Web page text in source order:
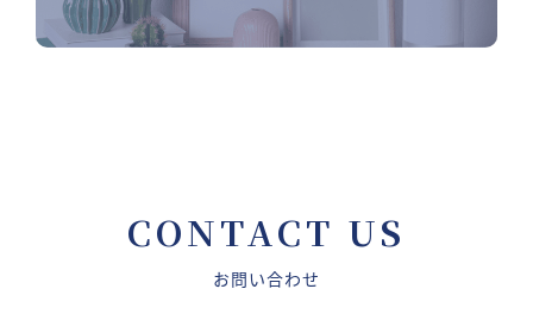
CONTACT US
お問い合わせ